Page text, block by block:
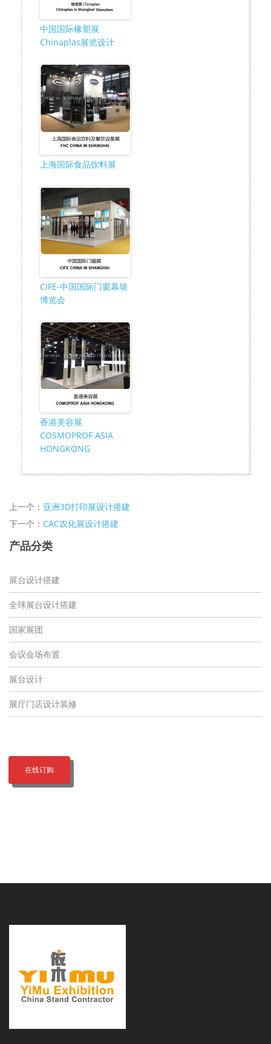
中国国际橡塑展
Chinaplas展览设计
上海国际食品饮料展
CIFE-中国国际门窗幕墙
博览会
香港美容展
COSMOPROF ASIA
HONGKONG
上一个： 亚洲3D打印展设计搭建
下一个： CAC农化展设计搭建
产品分类
展台设计搭建
全球展台设计搭建
国家展团
会议会场布置
展台设计
展厅门店设计装修
在线订购